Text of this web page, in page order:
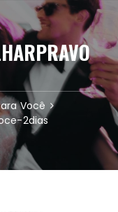
Você
2dias